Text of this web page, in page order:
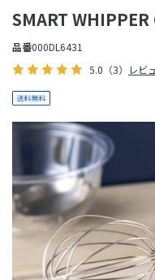
5.0 （3） レビ
SMART WHIPPER
品番000DL6431